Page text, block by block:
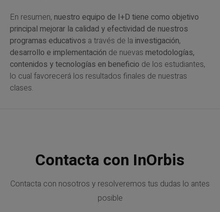
En resumen, nuestro equipo de I+D tiene como objetivo
principal mejorar la calidad y efectividad de nuestros
programas educativos a través de la investigación,
desarrollo e implementación de nuevas metodologías,
contenidos y tecnologías en beneficio de los estudiantes,
lo cual favorecerá los resultados finales de nuestras
clases.
Contacta con InOrbis
Contacta con nosotros y resolveremos tus dudas lo antes
posible